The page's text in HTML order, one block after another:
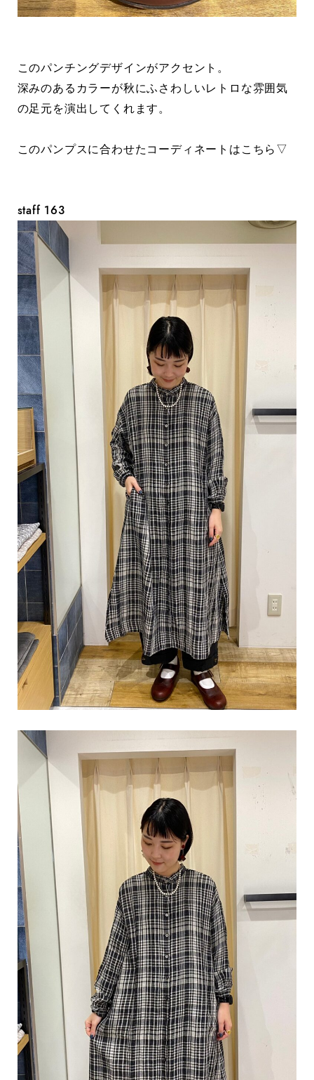
このパンチングデザインがアクセント。
深みのあるカラーが秋にふさわしいレトロな雰囲気
の足元を演出してくれます。
このパンプスに合わせたコーディネートはこちら▽
staff 163